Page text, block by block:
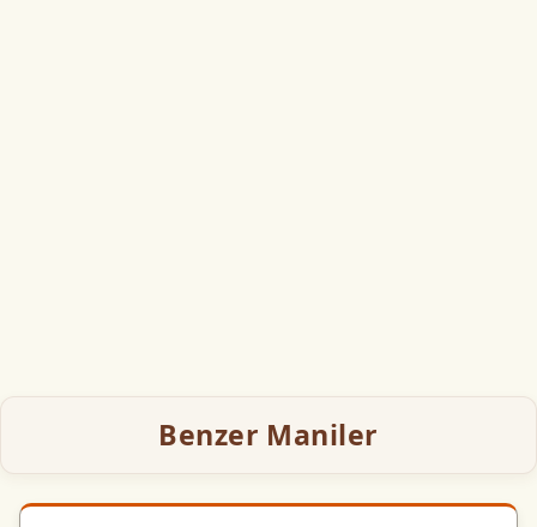
Benzer Maniler